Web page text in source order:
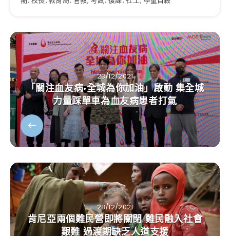
23/12/2021
「關注血友病•全城為你加油」啟動 集全城
力量踩單車為血友病患者打氣
28/12/2021
肯尼亞兩個難民營即將關閉 難民融入社會
艱難 過渡期缺乏人道支援